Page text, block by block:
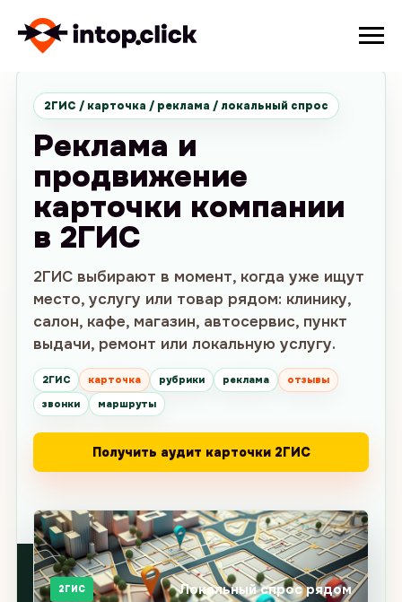
2ГИС / карточка / реклама / локальный спрос
Реклама и
продвижение
карточки компании
в 2ГИС
2ГИС выбирают в момент, когда уже ищут
место, услугу или товар рядом: клинику,
салон, кафе, магазин, автосервис, пункт
выдачи, ремонт или локальную услугу.
2ГИС карточка рубрики реклама
отзывы
звонки
маршруты
Получить аудит карточки 2ГИС
2ГИС Локальный спрос рядом